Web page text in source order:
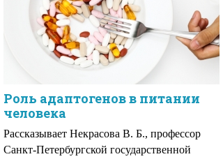
Роль адаптогенов в питании
человека
Рассказывает Некрасова В. Б., профессор
Санкт-Петербургской государственной